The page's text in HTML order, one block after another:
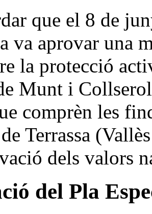
que el 8 de
va aprovar una
la protecció
Munt i
comprèn les
Terrassa
dels valors
del Pla